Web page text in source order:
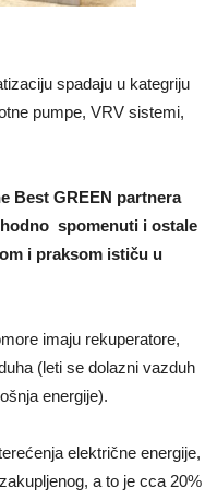
spadaju u kategriju
pumpe, VRV sistemi,
Best GREEN partnera
spomenuti i ostale
i praksom ističu u
imaju rekuperatore,
(leti se dolazni vazduh
energije).
električne energije,
a to je cca 20%